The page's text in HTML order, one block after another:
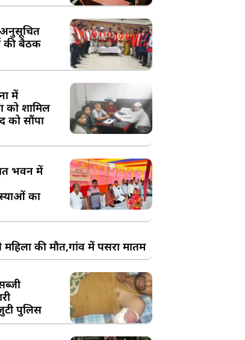
की बैठक
में
को शामिल
को सौंपा
भवन में
का
की मौत,गांव में पसरा मातम
पुलिस